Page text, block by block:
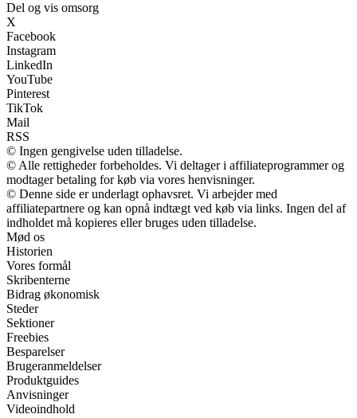
Del og vis omsorg
X
Facebook
Instagram
LinkedIn
YouTube
Pinterest
TikTok
Mail
RSS
© Ingen gengivelse uden tilladelse.
© Alle rettigheder forbeholdes. Vi deltager i affiliateprogrammer og
modtager betaling for køb via vores henvisninger.
© Denne side er underlagt ophavsret. Vi arbejder med
affiliatepartnere og kan opnå indtægt ved køb via links. Ingen del af
indholdet må kopieres eller bruges uden tilladelse.
Mød os
Historien
Vores formål
Skribenterne
Bidrag økonomisk
Steder
Sektioner
Freebies
Besparelser
Brugeranmeldelser
Produktguides
Anvisninger
Videoindhold